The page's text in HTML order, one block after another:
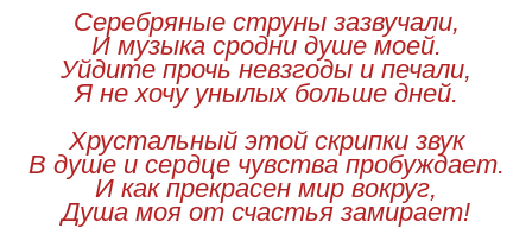
Серебряные струны зазвучали,
И музыка сродни душе моей.
Уйдите прочь невзгоды и печали,
Я не хочу унылых больше дней.
Хрустальный этой скрипки звук
В душе и сердце чувства пробуждает.
И как прекрасен мир вокруг,
Душа моя от счастья замирает!